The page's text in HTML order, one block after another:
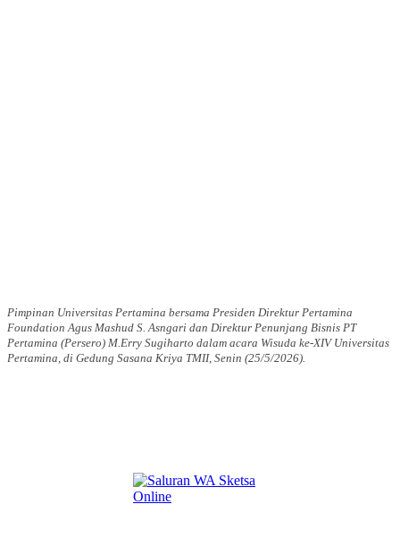
Pimpinan Universitas Pertamina bersama Presiden Direktur Pertamina
Foundation Agus Mashud S. Asngari dan Direktur Penunjang Bisnis PT
Pertamina (Persero) M.Erry Sugiharto dalam acara Wisuda ke-XIV Universitas
Pertamina, di Gedung Sasana Kriya TMII, Senin (25/5/2026).